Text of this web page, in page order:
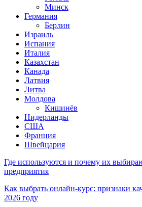
Минск
Германия
Берлин
Израиль
Испания
Италия
Казахстан
Канада
Латвия
Литва
Молдова
Кишинёв
Нидерланды
США
Франция
Швейцария
Где используются и почему их
предприятия
Как выбрать онлайн-курс: признаки
2026 году